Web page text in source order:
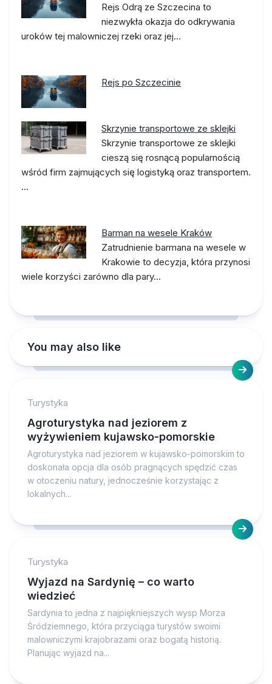
Rejs Odrą ze Szczecina to
niezwykła okazja do odkrywania
uroków tej malowniczej rzeki oraz jej…
Rejs po Szczecinie
Skrzynie transportowe ze sklejki
Skrzynie transportowe ze sklejki
cieszą się rosnącą popularnością
wśród firm zajmujących się logistyką oraz transportem.
…
Barman na wesele Kraków
Zatrudnienie barmana na wesele w
Krakowie to decyzja, która przynosi
wiele korzyści zarówno dla pary…
You may also like
Turystyka
Agroturystyka nad jeziorem z
wyżywieniem kujawsko-pomorskie
Agroturystyka nad jeziorem w kujawsko-pomorskim to
doskonała opcja dla osób pragnących spędzić czas
w otoczeniu natury, jednocześnie korzystając z
lokalnych...
Turystyka
Wyjazd na Sardynię – co warto
wiedzieć
Sardynia to jedna z najpiękniejszych wysp Morza
Śródziemnego, która przyciąga turystów swoimi
malowniczymi krajobrazami oraz bogatą historią.
Planując wyjazd na...